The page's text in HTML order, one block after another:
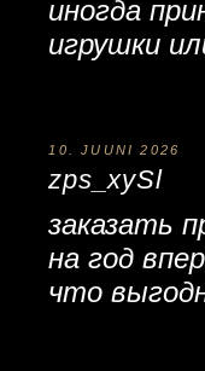
иногда
игрушки
10. JUUNI 2026
zps_xySl
заказать
на год
что